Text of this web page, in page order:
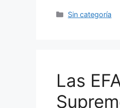
Sin categoría
Las